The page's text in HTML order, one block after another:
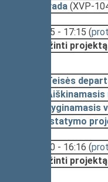
Išvada (XVP-
17:05 - 17:15 (
Grąžinti
Teisės
Lyginamasis
Įstatymo
16:00 - 16:16 (
Grąžinti